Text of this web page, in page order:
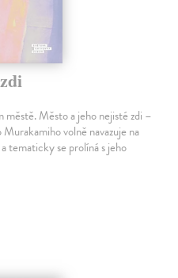
městě. Město a jeho nejisté zdi –
volně navazuje na
tematicky se prolíná s jeho